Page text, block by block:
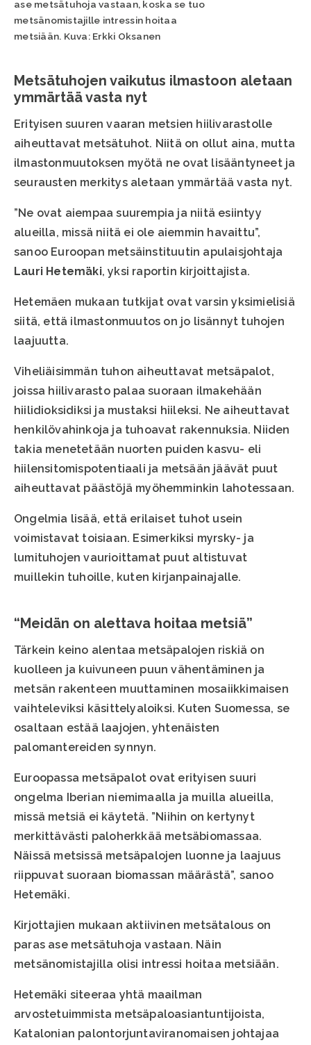
ase metsätuhoja vastaan, koska se tuo
metsänomistajille intressin hoitaa
metsiään. Kuva: Erkki Oksanen
Metsätuhojen vaikutus ilmastoon aletaan
ymmärtää vasta nyt
Erityisen suuren vaaran metsien hiilivarastolle
aiheuttavat metsätuhot. Niitä on ollut aina, mutta
ilmastonmuutoksen myötä ne ovat lisääntyneet ja
seurausten merkitys aletaan ymmärtää vasta nyt.
”Ne ovat aiempaa suurempia ja niitä esiintyy
alueilla, missä niitä ei ole aiemmin havaittu”,
sanoo Euroopan metsäinstituutin apulaisjohtaja
Lauri Hetemäki, yksi raportin kirjoittajista.
Hetemäen mukaan tutkijat ovat varsin yksimielisiä
siitä, että ilmastonmuutos on jo lisännyt tuhojen
laajuutta.
Viheliäisimmän tuhon aiheuttavat metsäpalot,
joissa hiilivarasto palaa suoraan ilmakehään
hiilidioksidiksi ja mustaksi hiileksi. Ne aiheuttavat
henkilövahinkoja ja tuhoavat rakennuksia. Niiden
takia menetetään nuorten puiden kasvu- eli
hiilensitomispotentiaali ja metsään jäävät puut
aiheuttavat päästöjä myöhemminkin lahotessaan.
Ongelmia lisää, että erilaiset tuhot usein
voimistavat toisiaan. Esimerkiksi myrsky- ja
lumituhojen vaurioittamat puut altistuvat
muillekin tuhoille, kuten kirjanpainajalle.
“Meidän on alettava hoitaa metsiä”
Tärkein keino alentaa metsäpalojen riskiä on
kuolleen ja kuivuneen puun vähentäminen ja
metsän rakenteen muuttaminen mosaiikkimaisen
vaihteleviksi käsittelyaloiksi. Kuten Suomessa, se
osaltaan estää laajojen, yhtenäisten
palomantereiden synnyn.
Euroopassa metsäpalot ovat erityisen suuri
ongelma Iberian niemimaalla ja muilla alueilla,
missä metsiä ei käytetä. ”Niihin on kertynyt
merkittävästi paloherkkää metsäbiomassaa.
Näissä metsissä metsäpalojen luonne ja laajuus
riippuvat suoraan biomassan määrästä”, sanoo
Hetemäki.
Kirjottajien mukaan aktiivinen metsätalous on
paras ase metsätuhoja vastaan. Näin
metsänomistajilla olisi intressi hoitaa metsiään.
Hetemäki siteeraa yhtä maailman
arvostetuimmista metsäpaloasiantuntijoista,
Katalonian palontorjuntaviranomaisen johtajaa